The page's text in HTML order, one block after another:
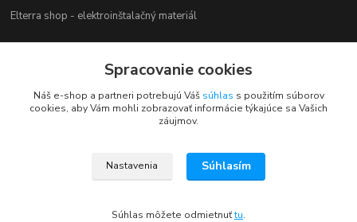
Elterra shop - elektroinštalačný materiál
+421 944 230 231
info@elterra.sk
Spracovanie cookies
Náš e-shop a partneri potrebujú Váš súhlas s použitím súborov
cookies, aby Vám mohli zobrazovať informácie týkajúce sa Vašich
záujmov.
Nastavenia Súhlasím
Súhlas môžete odmietnuťtu.